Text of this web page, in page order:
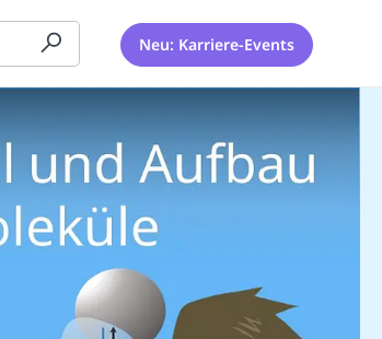
Neu: Karriere-Events